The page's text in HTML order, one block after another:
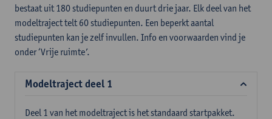
bestaat uit 180 studiepunten en duurt drie jaar. Elk deel van het
modeltraject telt 60 studiepunten. Een beperkt aantal
studiepunten kan je zelf invullen. Info en voorwaarden vind je
onder ‘Vrije ruimte’.
Modeltraject deel 1
Deel 1 van het modeltraject is het standaard startpakket.